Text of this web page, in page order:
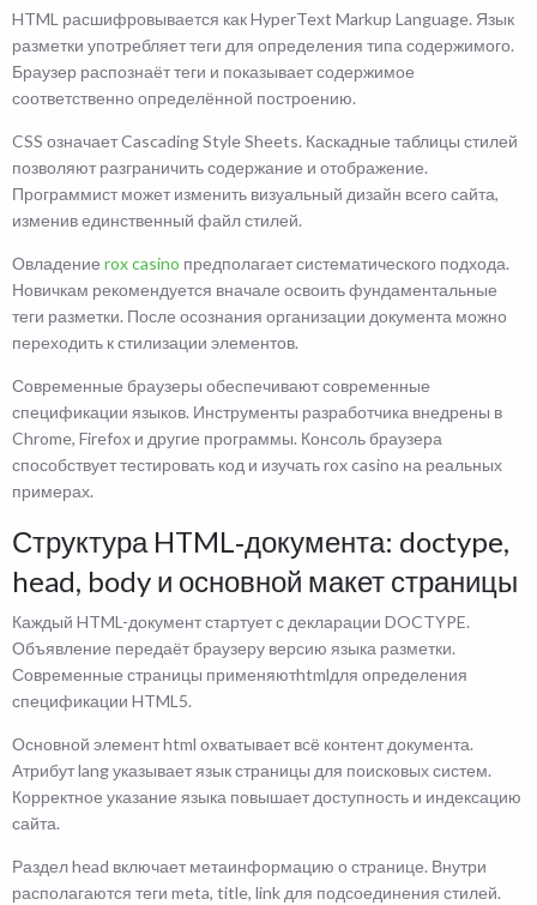
HTML расшифровывается как HyperText Markup Language. Язык
разметки употребляет теги для определения типа содержимого.
Браузер распознаёт теги и показывает содержимое
соответственно определённой построению.
CSS означает Cascading Style Sheets. Каскадные таблицы стилей
позволяют разграничить содержание и отображение.
Программист может изменить визуальный дизайн всего сайта,
изменив единственный файл стилей.
Овладение rox casino предполагает систематического подхода.
Новичкам рекомендуется вначале освоить фундаментальные
теги разметки. После осознания организации документа можно
переходить к стилизации элементов.
Современные браузеры обеспечивают современные
спецификации языков. Инструменты разработчика внедрены в
Chrome, Firefox и другие программы. Консоль браузера
способствует тестировать код и изучать rox casino на реальных
примерах.
Структура HTML‑документа: doctype,
head, body и основной макет страницы
Каждый HTML-документ стартует с декларации DOCTYPE.
Объявление передаёт браузеру версию языка разметки.
Современные страницы применяютhtmlдля определения
спецификации HTML5.
Основной элемент html охватывает всё контент документа.
Атрибут lang указывает язык страницы для поисковых систем.
Корректное указание языка повышает доступность и индексацию
сайта.
Раздел head включает метаинформацию о странице. Внутри
располагаются теги meta, title, link для подсоединения стилей.